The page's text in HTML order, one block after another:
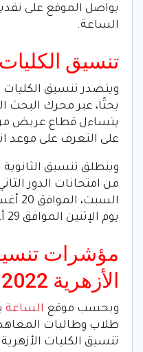
يواصل الموقع على
الساعة.
تنسيق الكليات
بحثًا، عبر محرك البحث
يتساءل قطاع عريض من
على التعرف على موعد
من امتحانات الدور
يوم الإثنين الموافق 29 أغسطس 2022.
مؤشرات
الأزهرية 2022
وبحسب موقع الساعة
طلاب وطالبات